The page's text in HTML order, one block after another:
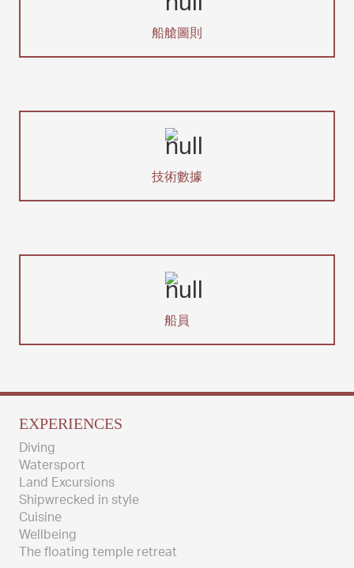
船艙圖則
技術數據
船員
EXPERIENCES
Diving
Watersport
Land Excursions
Shipwrecked in style
Cuisine
Wellbeing
The floating temple retreat